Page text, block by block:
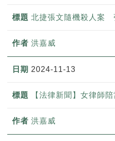
北捷張文隨機殺人案
洪嘉威
2024-11-13
【法律新聞】女律師
洪嘉威